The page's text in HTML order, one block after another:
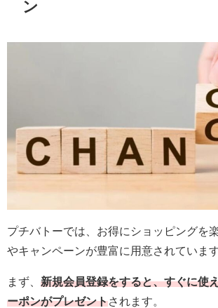
ン
プチバトーでは、お得にショッピングを
やキャンペーンが豊富に用意されています
まず、 新規会員登録をすると、すぐに使
ーポンがプレゼントされます。